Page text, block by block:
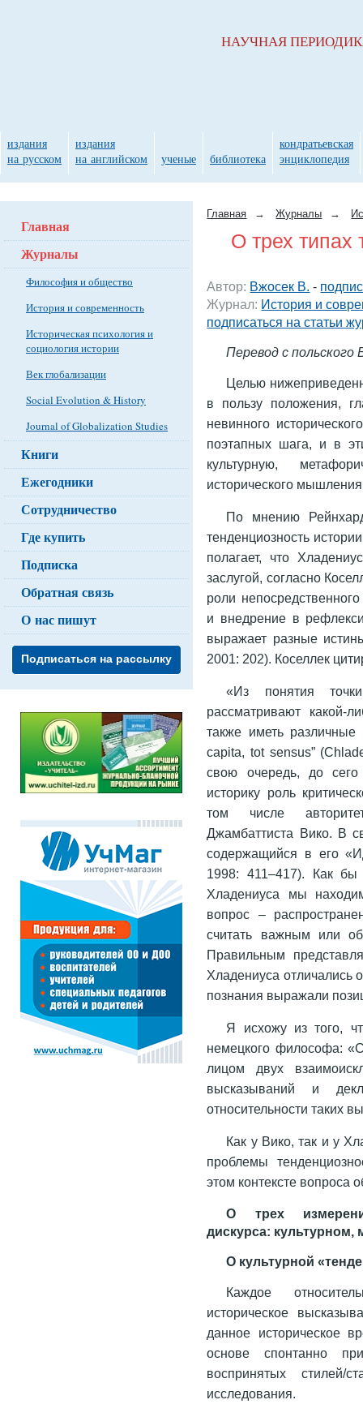
Главная → Журналы →
О трех типах
Автор: Вжосек В. -
Журнал: История и
подписаться на статьи
Перевод с польского
Целью
в пользу положения,
невинного
поэтапных шага, и в
культурную,
исторического
По мнению
тенденциозность
полагает, что
заслугой, согласно
роли
и внедрение в
выражает разные
2001: 202). Коселлек
«Из понятия
рассматривают какой-
также иметь
capita, tot sensus”
свою очередь, до
историку роль
том числе
Джамбаттиста Вико. В
содержащийся в его
1998: 411–417). Как
Хладениуса мы
вопрос –
считать важным или
Правильным
Хладениуса отличались
познания выражали
Я исхожу из того,
немецкого философа:
лицом двух
высказываний и
относительности таких
Как у Вико, так и у
проблемы
этом контексте вопроса
О трех
дискурса:
О культурной
Каждое
историческое
данное историческое
основе спонтанно
воспринятых стилей/
исследования.
Главная
Журналы
Философия и общество
История и современность
Историческая психология и
социология истории
Век глобализации
Social Evolution & History
Journal of Globalization Studies
Книги
Ежегодники
Сотрудничество
Где купить
Подписка
Обратная связь
О нас пишут
Подписаться на рассылку
НАУЧНАЯ
издания
на русском
издания
на английском
ученые библиотека
кондратьевская
энциклопедия